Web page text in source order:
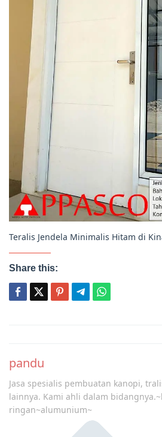
Teralis Jendela Minimalis Hitam di
Share this:
navigation
pandu
Jasa spesialis pembuatan kanopi,
lainnya. Kami ahli dalam
ringan~alumunium~